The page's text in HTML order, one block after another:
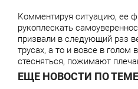
Комментируя ситуацию, ее
рукоплескать
призвали в следующий раз
трусах, а то и вовсе в голом
стесняться, пожимают
ЕЩЕ НОВОСТИ ПО